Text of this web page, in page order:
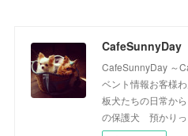
CafeSunnyDay
CafeSunnyDay ～
ベント情報お客様
板犬たちの日常か
の保護犬 預かりっ